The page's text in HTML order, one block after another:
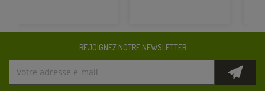
REJOIGNEZ NOTRE NEWSLETTER